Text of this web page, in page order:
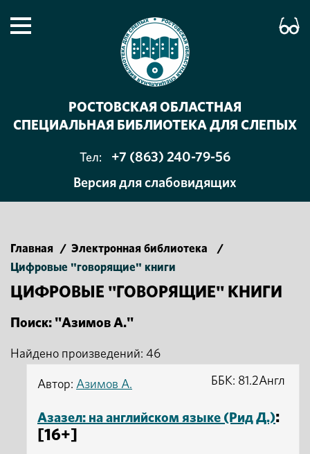
РОСТОВСКАЯ ОБЛАСТНАЯ
СПЕЦИАЛЬНАЯ БИБЛИОТЕКА ДЛЯ СЛЕПЫХ
Тел:
+7 (863) 240-79-56
Версия для слабовидящих
Главная / Электронная библиотека
/
Цифровые "говорящие" книги
ЦИФРОВЫЕ "ГОВОРЯЩИЕ" КНИГИ
Поиск: "Азимов А."
Найдено произведений: 46
Автор: Азимов А.
Азазел: на английском языке (Рид Д.):
[16+]
ББК: 81.2Англ